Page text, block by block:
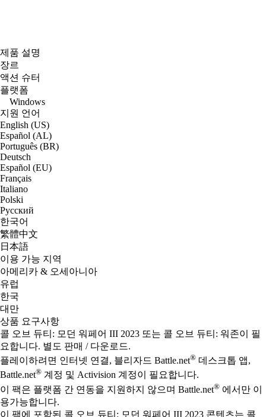
제품 설명
장르
액션 슈터
플랫폼
Windows
지원 언어
English (US)
Español (AL)
Português (BR)
Deutsch
Español (EU)
Français
Italiano
Polski
Русский
한국어
繁體中文
日本語
이용 가능 지역
아메리카 & 오세아니아
유럽
한국
대만
상품 요구사항
콜 오브 듀티: 모던 워페어 III 2023 또는 콜 오브 듀티: 워존이 필
요합니다. 별도 판매 / 다운로드.
플레이하려면 인터넷 연결, 블리자드 Battle.net® 데스크톱 앱,
Battle.net® 계정 및 Activision 계정이 필요합니다.
이 팩은 플랫폼 간 연동을 지원하지 않으며 Battle.net® 에서만 이
용가능합니다.
이 팩에 포함된 콜 오브 듀티: 모던 워페어 III 2023 콘텐츠는 콜